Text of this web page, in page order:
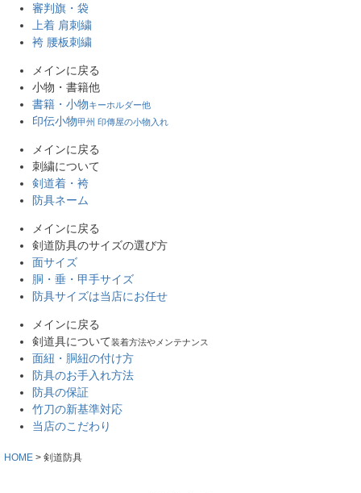
審判旗・袋
上着 肩刺繍
袴 腰板刺繍
メインに戻る
小物・書籍他
書籍・小物キーホルダー他
印伝小物甲州 印傳屋の小物入れ
メインに戻る
刺繍について
剣道着・袴
防具ネーム
メインに戻る
剣道防具のサイズの選び方
面サイズ
胴・垂・甲手サイズ
防具サイズは当店にお任せ
メインに戻る
剣道具について装着方法やメンテナンス
面紐・胴紐の付け方
防具のお手入れ方法
防具の保証
竹刀の新基準対応
当店のこだわり
HOME 剣道防具